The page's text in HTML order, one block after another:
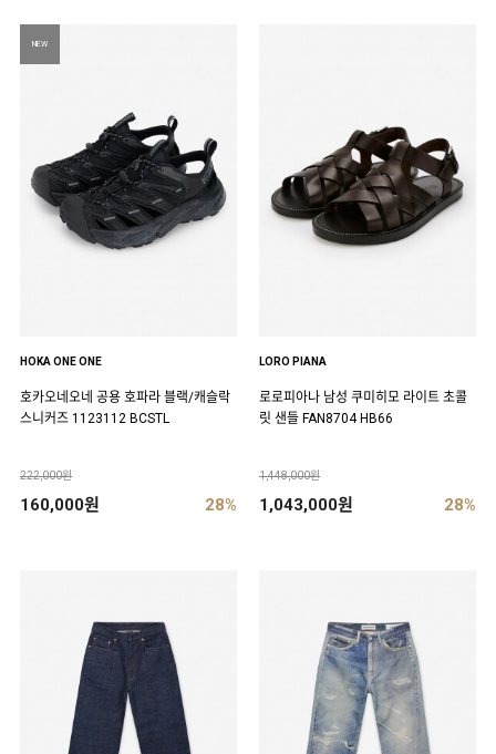
NEW
HOKA ONE ONE
호카오네오네 공용 호파라 블랙/캐슬락
스니커즈 1123112 BCSTL
222,000원
160,000원 28%
LORO PIANA
로로피아나 남성 쿠미히모 라이트 초콜
릿 샌들 FAN8704 HB66
1,448,000원
1,043,000원 28%